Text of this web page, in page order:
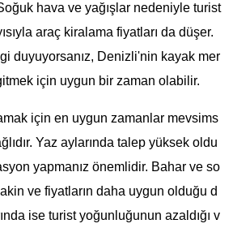
hava ve yağışlar nedeniyle turist
araç kiralama fiyatları da düşer.
duyuyorsanız, Denizli'nin kayak mer
için uygun bir zaman olabilir.
için en uygun zamanlar mevsims
Yaz aylarında talep yüksek oldu
yapmanız önemlidir. Bahar ve so
ve fiyatların daha uygun olduğu d
ise turist yoğunluğunun azaldığı v